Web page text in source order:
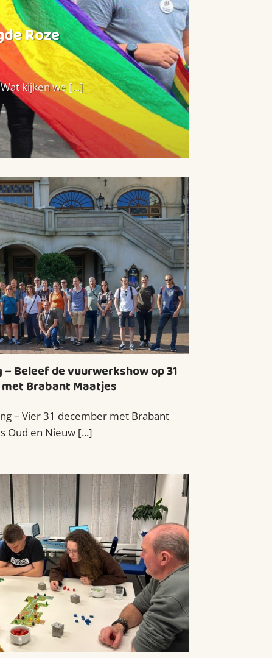
Roze
kijken we [...]
Beleef de vuurwerkshow op 31
Brabant Maatjes
– Vier 31 december met Brabant
Oud en Nieuw [...]